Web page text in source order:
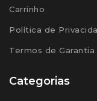
Carrinho
Política de
Termos de
Categorias